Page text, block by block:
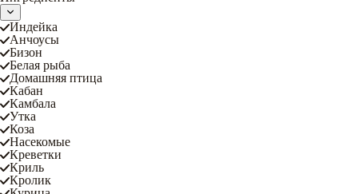
Индейка
Анчоусы
Бизон
Белая рыба
Домашняя птица
Кабан
Камбала
Утка
Коза
Насекомые
Креветки
Криль
Кролик